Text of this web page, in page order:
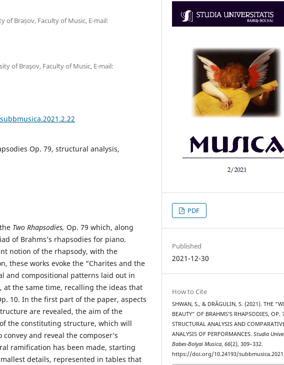
of Brașov, Faculty of Music, E-mail:
of Braşov, Faculty of Music, E-mail:
Op. 79, structural analysis,
Two Rhapsodies, Op. 79 which, along
of Brahms’s rhapsodies for piano.
notion of the rhapsody, with the
these works evoke the “Charites and the
and compositional patterns laid out in
at the same time, recalling the ideas that
10. In the first part of the paper, aspects
are revealed, the aim of the
the constituting structure, which will
and reveal the composer’s
ramification has been made, starting
details, represented in tables that
PDF
Published
2021-12-30
How to Cite
SHWAN, S., & DRĂGULIN, S. (2021). THE
BEAUTY” OF BRAHMS’S RHAPSODIES, OP.
STRUCTURAL ANALYSIS AND
ANALYSIS OF PERFORMANCES.Studia
Babes-Bolyai Musica,66(2), 309–332.
https://doi.org/10.24193/